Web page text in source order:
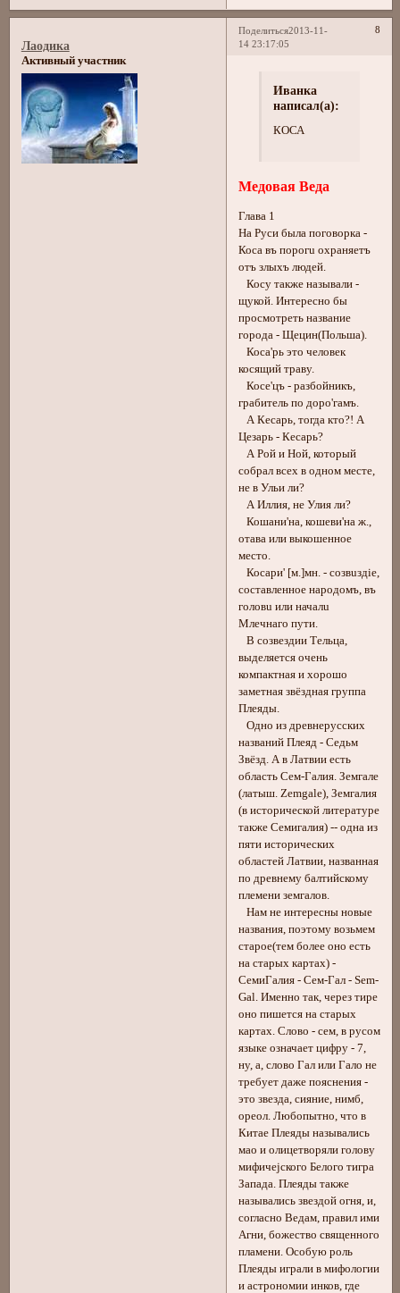
Поделиться 8
2013-11-
14 23:17:05
Лаодика
Активный участник
Иванка
написал(а):
КОСА
Медовая Веда
Глава 1
На Руси была поговорка -
Коса въ порогu охраняетъ
отъ злыхъ людей.
Косу также называли -
щукой. Интересно бы
просмотреть название
города - Щецин(Польша).
Коса'рь это человек
косящий траву.
Косе'цъ - разбойникъ,
грабитель по доро'гамъ.
А Кесарь, тогда кто?! А
Цезарь - Кесарь?
А Рой и Ной, который
собрал всех в одном месте,
не в Ульи ли?
А Иллия, не Улия ли?
Кошани'на, кошеви'на ж.,
отава или выкошенное
место.
Косари' [м.]мн. - созвuздiе,
составленное народомъ, въ
головu или началu
Млечнаго пути.
В созвездии Тельца,
выделяется очень
компактная и хорошо
заметная звёздная группа
Плеяды.
Одно из древнерусских
названий Плеяд - Седьм
Звёзд. А в Латвии есть
область Сем-Галия. Земгале
(латыш. Zemgale), Земгалия
(в исторической литературе
также Семигалия) -- одна из
пяти исторических
областей Латвии, названная
по древнему балтийскому
племени земгалов.
Нам не интересны новые
названия, поэтому возьмем
старое(тем более оно есть
на старых картах) -
СемиГалия - Сем-Гал - Sem-
Gal. Именно так, через тире
оно пишется на старых
картах. Слово - сем, в русом
языке означает цифру - 7,
ну, а, слово Гал или Гало не
требует даже пояснения -
это звезда, сияние, нимб,
ореол. Любопытно, что в
Китае Плеяды назывались
мао и олицетворяли голову
мифичеjского Белого тигра
Запада. Плеяды также
назывались звездой огня, и,
согласно Ведам, правил ими
Агни, божество священного
пламени. Особую роль
Плеяды играли в мифологии
и астрономии инков, где